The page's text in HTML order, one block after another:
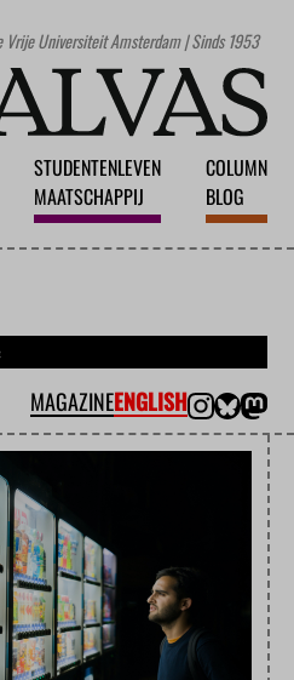
Universiteit Amsterdam | Sinds 1953
STUDENTENLEVEN
MAATSCHAPPIJ
COLUMN
BLOG
MAGAZINEENGLISH